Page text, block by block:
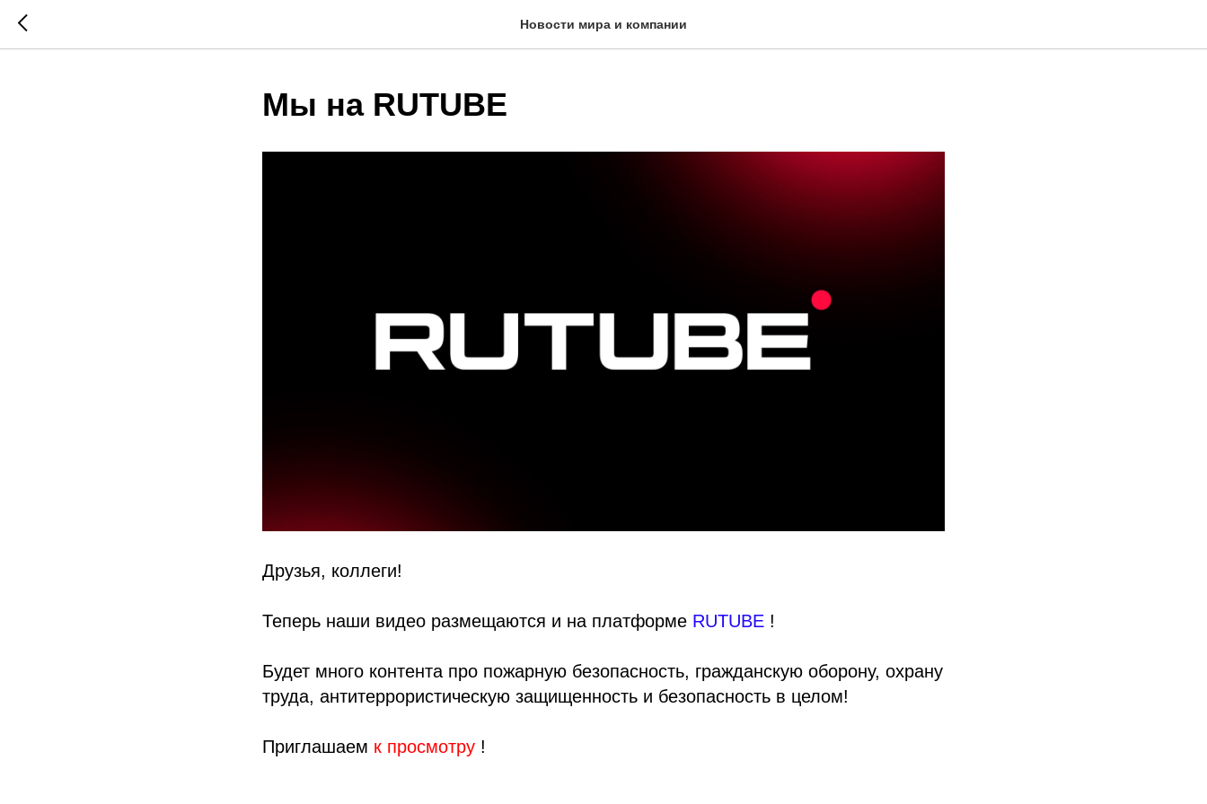
Новости мира и компании
Мы на RUTUBE
Друзья, коллеги!
Теперь наши видео размещаются и на платформе RUTUBE !
Будет много контента про пожарную безопасность, гражданскую оборону, охрану
труда, антитеррористическую защищенность и безопасность в целом!
Приглашаем к просмотру !